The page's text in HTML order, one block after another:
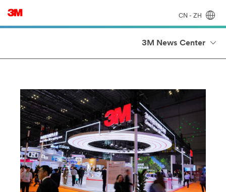
CN - ZH
3M News Center